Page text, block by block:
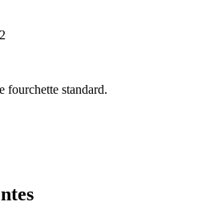
standard.